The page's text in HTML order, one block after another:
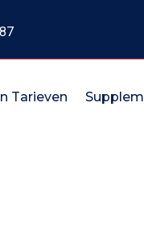
Tarieven